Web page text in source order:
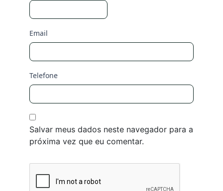
Email
Telefone
Salvar meus dados neste navegador para a
próxima vez que eu comentar.